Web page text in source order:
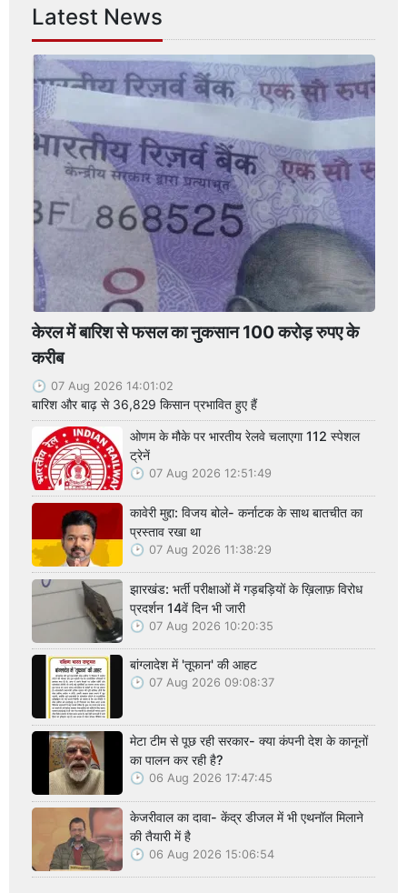
Latest News
केरल में बारिश से फसल का नुकसान 100 करोड़ रुपए के
करीब
07 Aug 2026 14:01:02
बारिश और बाढ़ से 36,829 किसान प्रभावित हुए हैं
ओणम के मौके पर भारतीय रेलवे चलाएगा 112 स्पेशल
ट्रेनें
07 Aug 2026 12:51:49
कावेरी मुद्दा: विजय बोले- कर्नाटक के साथ बातचीत का
प्रस्ताव रखा था
07 Aug 2026 11:38:29
झारखंड: भर्ती परीक्षाओं में गड़बड़ियों के ख़िलाफ़ विरोध
प्रदर्शन 14वें दिन भी जारी
07 Aug 2026 10:20:35
बांग्लादेश में 'तूफान' की आहट
07 Aug 2026 09:08:37
मेटा टीम से पूछ रही सरकार- क्या कंपनी देश के कानूनों
का पालन कर रही है?
06 Aug 2026 17:47:45
केजरीवाल का दावा- केंद्र डीजल में भी एथनॉल मिलाने
की तैयारी में है
06 Aug 2026 15:06:54